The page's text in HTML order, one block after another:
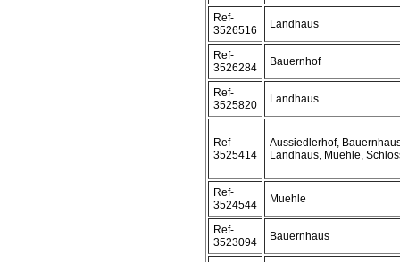
Ref-
3526516
Landhaus
Ref-
3526284
Bauernhof
Ref-
3525820
Landhaus
Ref-
3525414
Aussiedlerhof,
Landhaus, Muehle,
Ref-
3524544
Muehle
Ref-
3523094
Bauernhaus